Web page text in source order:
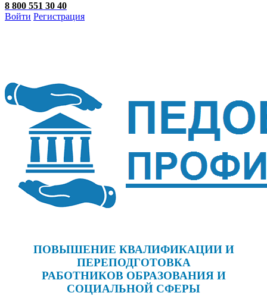
8 800 551 30 40
Войти Регистрация
ПОВЫШЕНИЕ КВАЛИФИКАЦИИ И
ПЕРЕПОДГОТОВКА
РАБОТНИКОВ ОБРАЗОВАНИЯ И
СОЦИАЛЬНОЙ СФЕРЫ